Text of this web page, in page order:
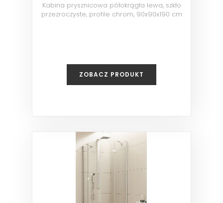
Kabina prysznicowa półokrągła lewa, szkło
przezroczyste, profile chrom, 90x90x190 cm
ZOBACZ PRODUKT